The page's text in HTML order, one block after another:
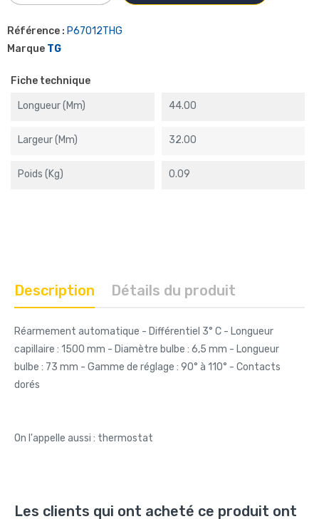
Référence : P67012THG
Marque TG
Fiche technique
Longueur (mm) 44.00
Largeur (mm) 32.00
Poids (kg) 0.09
Description Détails du produit
Réarmement automatique - Différentiel 3° C - Longueur
capillaire : 1500 mm - Diamètre bulbe : 6,5 mm - Longueur
bulbe : 73 mm - Gamme de réglage : 90° à 110° - Contacts
dorés
On l'appelle aussi : thermostat
Les clients qui ont acheté ce produit ont